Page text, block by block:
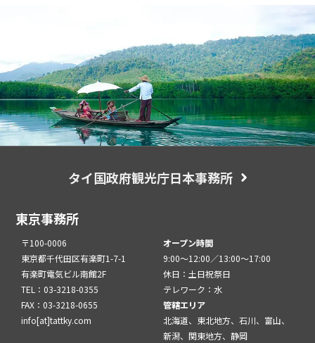
タイ国政府観光庁日本事務所
東京事務所
〒100-0006
東京都千代田区有楽町1-7-1
有楽町電気ビル南館2F
TEL：03-3218-0355
FAX：03-3218-0655
info[at]tattky.com
オープン時間
9:00～12:00／13:00～17:00
休日：土日祝祭日
テレワーク：水
管轄エリア
北海道、東北地方、石川、富山、
新潟、関東地方、静岡